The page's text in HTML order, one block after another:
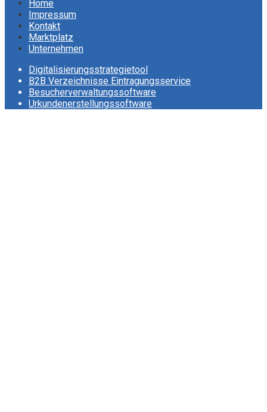
Home
Impressum
Kontakt
Marktplatz
Unternehmen
Digitalisierungsstrategietool
B2B Verzeichnisse Eintragungsservice
Besucherverwaltungssoftware
Urkundenerstellungssoftware